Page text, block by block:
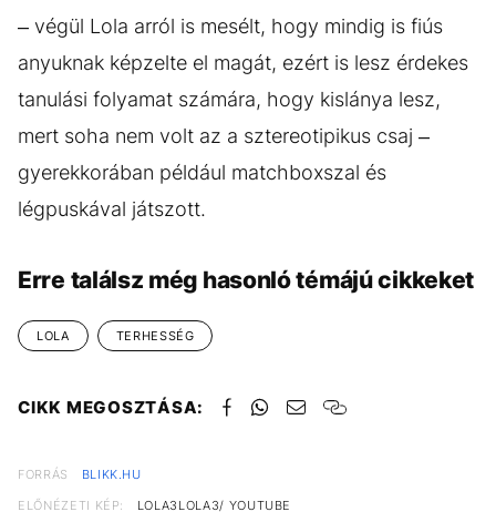
– végül Lola arról is mesélt, hogy mindig is fiús
anyuknak képzelte el magát, ezért is lesz érdekes
tanulási folyamat számára, hogy kislánya lesz,
mert soha nem volt az a sztereotipikus csaj –
gyerekkorában például matchboxszal és
légpuskával játszott.
Erre találsz még hasonló témájú cikkeket
LOLA TERHESSÉG
CIKK MEGOSZTÁSA:
FORRÁS
BLIKK.HU
ELŐNÉZETI KÉP:
LOLA3LOLA3/ YOUTUBE